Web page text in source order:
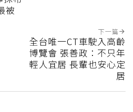
被
下一篇
全台唯一CT車駛入高齡
博覽會 張善政：不只年
輕人宜居 長輩也安心定
居